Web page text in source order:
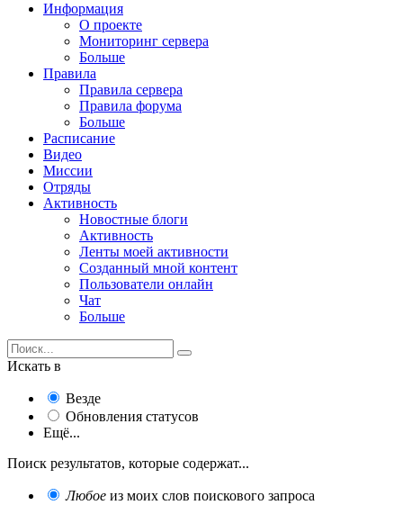
Информация
О проекте
Мониторинг сервера
Больше
Правила
Правила сервера
Правила форума
Больше
Расписание
Видео
Миссии
Отряды
Активность
Новостные блоги
Активность
Ленты моей активности
Созданный мной контент
Пользователи онлайн
Чат
Больше
Искать в
Везде
Обновления статусов
Ещё...
Поиск результатов, которые содержат...
Любое из моих слов поискового запроса